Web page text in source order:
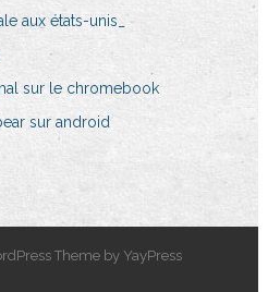
aux états-unis_
sur le chromebook
sur android
Theme by YayPress